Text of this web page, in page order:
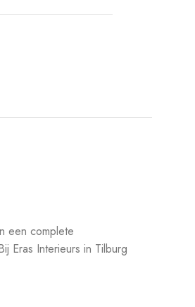
een complete
Eras Interieurs in Tilburg